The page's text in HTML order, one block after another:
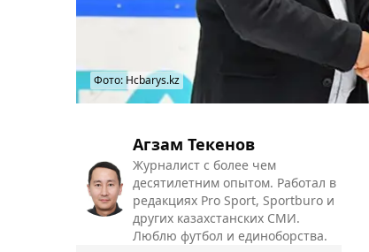
Фото: Hcbarys.kz
Агзам Текенов
Журналист с более чем
десятилетним опытом. Работал в
редакциях Pro Sport, Sportburo и
других казахстанских СМИ.
Люблю футбол и единоборства.